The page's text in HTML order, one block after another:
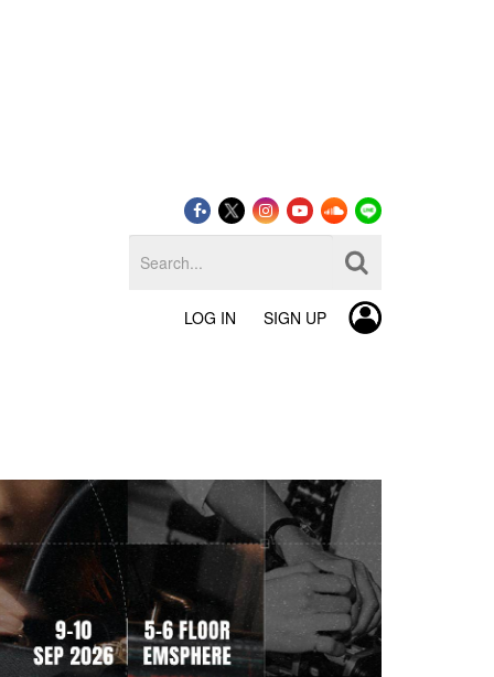
LOG IN SIGN UP